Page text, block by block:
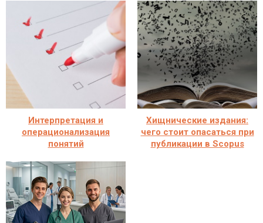
Интерпретация и
операционализация
понятий
Хищнические издания:
чего стоит опасаться при
публикации в Scopus